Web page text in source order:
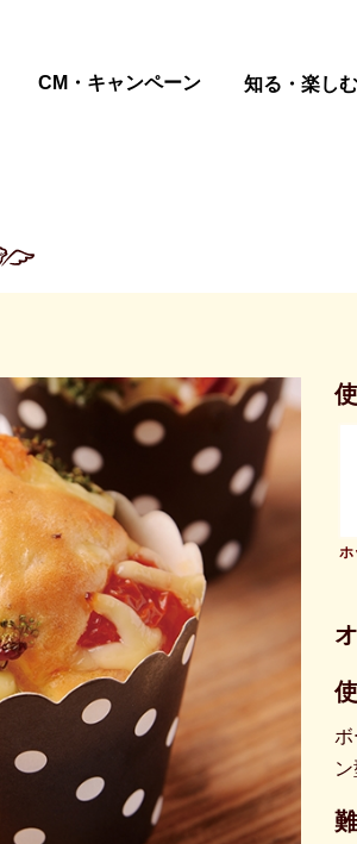
CM・キャンペーン 知る・楽しむ
ホ